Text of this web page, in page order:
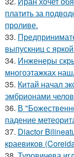
платить за
проливе.
33.
выпускниц с
34. Инженеры
многоэтажках
35. Китай начал
эмбрионами
36. В
падение
37. Diactor
краевиков